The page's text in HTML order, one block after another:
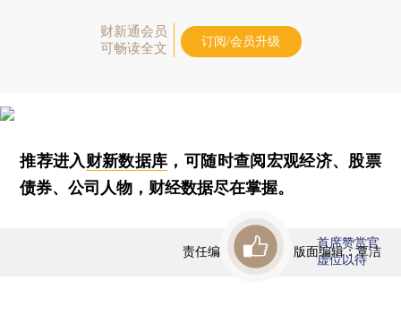
财新通会员
可畅读全文
订阅/会员升级
推荐进入财新数据库 ，可随时查阅宏观经济、股票
债券、公司人物，财经数据尽在掌握。
责任编辑：曹文姣 | 版面编辑：覃洁
首席赞赏官
虚位以待